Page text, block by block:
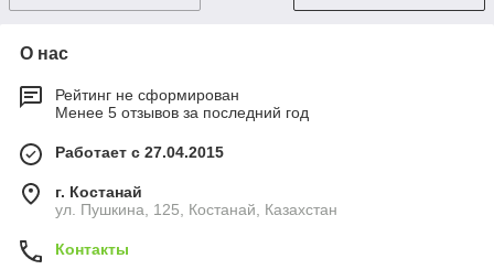
О нас
Рейтинг не сформирован
Менее 5 отзывов за последний год
Работает с 27.04.2015
г. Костанай
ул. Пушкина, 125, Костанай, Казахстан
Контакты